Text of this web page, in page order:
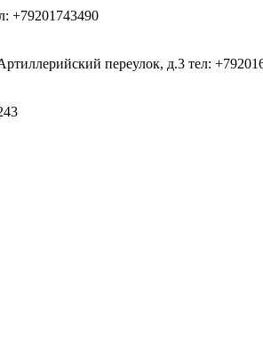
+79201743490
переулок, д.3 тел: